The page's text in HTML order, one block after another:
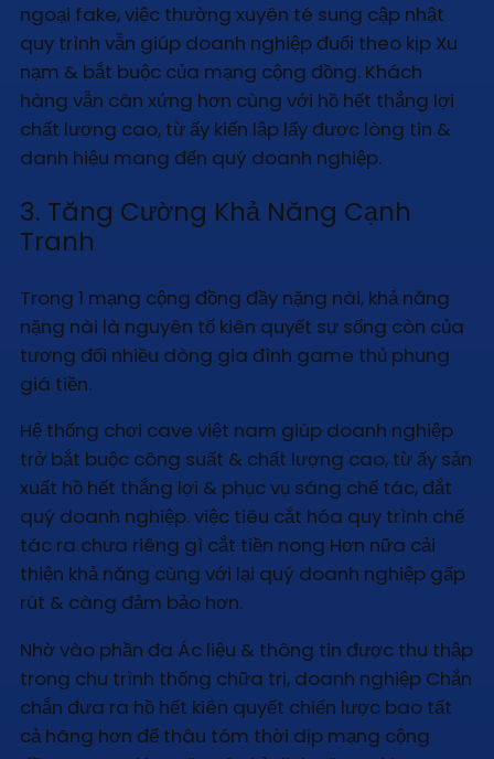
ngoại fake, việc thường xuyên té sung cập nhật
quy trình vẫn giúp doanh nghiệp đuổi theo kịp Xu
nạm & bắt buộc của mạng cộng đồng. Khách
hàng vẫn cân xứng hơn cùng với hồ hết thắng lợi
chất lượng cao, từ ấy kiến lập lấy được lòng tin &
danh hiệu mang đến quý doanh nghiệp.
3. Tăng Cường Khả Năng Cạnh
Tranh
Trong 1 mạng cộng đồng đầy nặng nài, khả năng
nặng nài là nguyên tố kiên quyết sự sống còn của
tương đối nhiều dòng gia đình game thủ phung
giá tiền.
Hệ thống chơi cave việt nam giúp doanh nghiệp
trở bắt buộc công suất & chất lượng cao, từ ấy sản
xuất hồ hết thắng lợi & phục vụ sáng chế tác, đắt
quý doanh nghiệp. việc tiêu cắt hóa quy trình chế
tác ra chưa riêng gì cắt tiền nong Hơn nữa cải
thiện khả năng cùng với lại quý doanh nghiệp gấp
rút & càng đảm bảo hơn.
Nhờ vào phần đa Ác liệu & thông tin được thu thập
trong chu trình thống chữa trị, doanh nghiệp Chắn
chắn đưa ra hồ hết kiên quyết chiến lược bao tất
cả hãng hơn để thâu tóm thời dịp mạng cộng